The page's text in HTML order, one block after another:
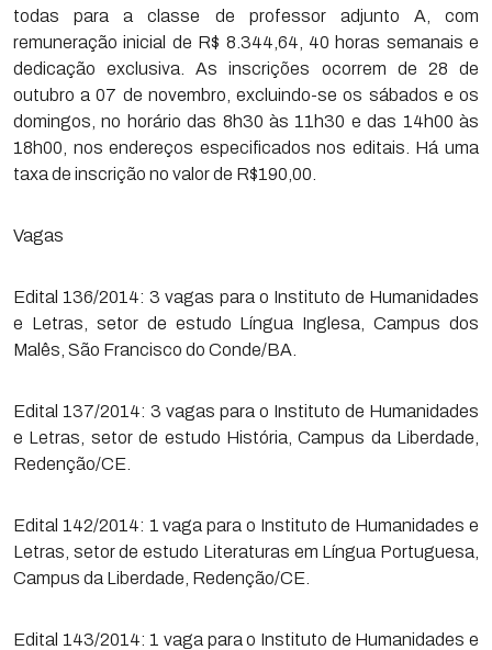
todas para a classe de professor adjunto A, com
remuneração inicial de R$ 8.344,64, 40 horas semanais e
dedicação exclusiva. As inscrições ocorrem de 28 de
outubro a 07 de novembro, excluindo-se os sábados e os
domingos, no horário das 8h30 às 11h30 e das 14h00 às
18h00, nos endereços especificados nos editais. Há uma
taxa de inscrição no valor de R$190,00.
Vagas
Edital 136/2014: 3 vagas para o Instituto de Humanidades
e Letras, setor de estudo Língua Inglesa, Campus dos
Malês, São Francisco do Conde/BA.
Edital 137/2014: 3 vagas para o Instituto de Humanidades
e Letras, setor de estudo História, Campus da Liberdade,
Redenção/CE.
Edital 142/2014: 1 vaga para o Instituto de Humanidades e
Letras, setor de estudo Literaturas em Língua Portuguesa,
Campus da Liberdade, Redenção/CE.
Edital 143/2014: 1 vaga para o Instituto de Humanidades e